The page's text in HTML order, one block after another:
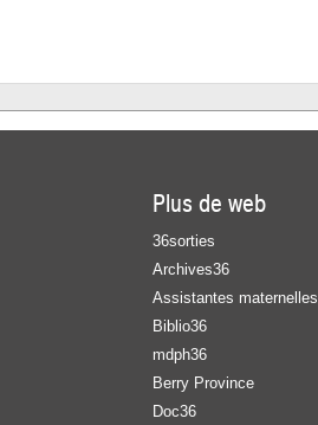
Plus de web
36sorties
Archives36
Assistantes maternelles
Biblio36
mdph36
Berry Province
Doc36